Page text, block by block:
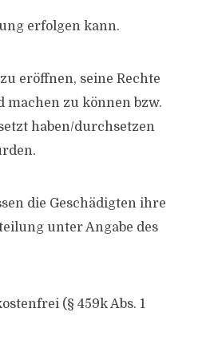
erfolgen kann.
eröffnen, seine Rechte
machen zu können bzw.
haben/​durchsetzen
die Geschädigten ihre
unter Angabe des
(§ 459k Abs. 1